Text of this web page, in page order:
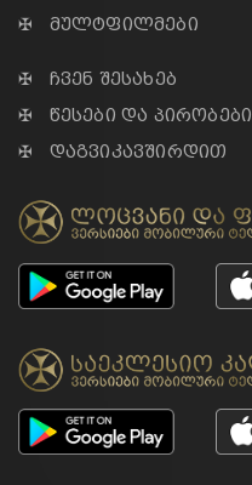
✠ მულტფილმები
✠ ჩვენ შესახებ
✠ წესები და პირობები
✠ დაგვიკავშირდით